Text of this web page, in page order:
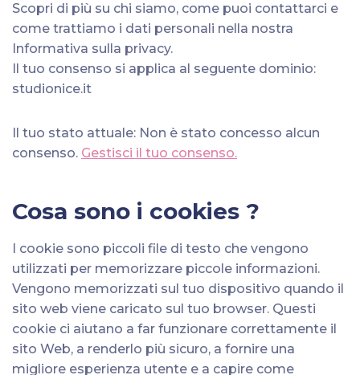
Scopri di più su chi siamo, come puoi contattarci e
come trattiamo i dati personali nella nostra
Informativa sulla privacy.
Il tuo consenso si applica al seguente dominio:
studionice.it
Il tuo stato attuale: Non è stato concesso alcun
consenso. Gestisci il tuo consenso.
Cosa sono i cookies ?
I cookie sono piccoli file di testo che vengono
utilizzati per memorizzare piccole informazioni.
Vengono memorizzati sul tuo dispositivo quando il
sito web viene caricato sul tuo browser. Questi
cookie ci aiutano a far funzionare correttamente il
sito Web, a renderlo più sicuro, a fornire una
migliore esperienza utente e a capire come